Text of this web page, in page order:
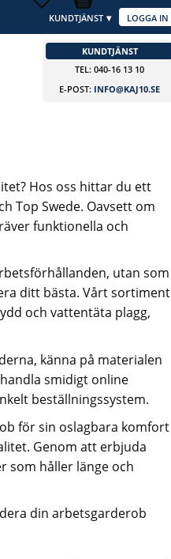
LOGGA IN
KUNDTJÄNST
KUNDTJÄNST
TEL: 040-16 13 10
E-POST: INFO@KAJ10.SE
Hos oss hittar du ett
Top Swede. Oavsett om
funktionella och
utan som
ditt bästa. Vårt sortiment
och vattentäta plagg,
känna på materialen
smidigt online
beställningssystem.
för sin oslagbara komfort
Genom att erbjuda
som håller länge och
din arbetsgarderob